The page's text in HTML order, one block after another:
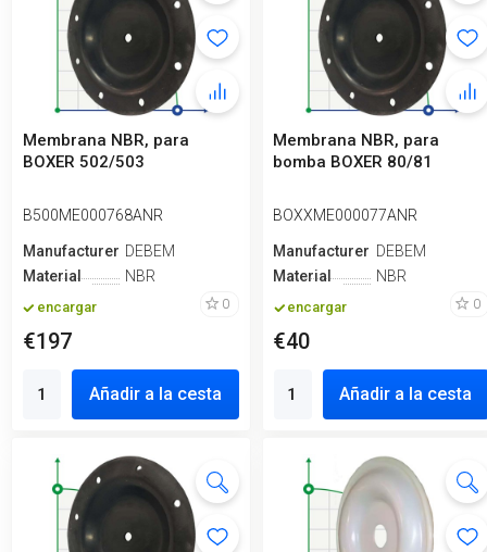
Membrana NBR, para
BOXER 502/503
B500ME000768ANR
ManufactureroDEBEM
Material
NBR
encargar 0
€197
Añadir a la cesta
Membrana NBR, para
bomba BOXER 80/81
BOXXME000077ANR
ManufactureroDEBEM
Material
NBR
encargar 0
€40
Añadir a la cesta